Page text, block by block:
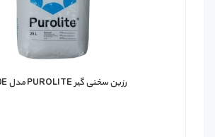
رزین سختی گیر PUROLITE مدل C100E